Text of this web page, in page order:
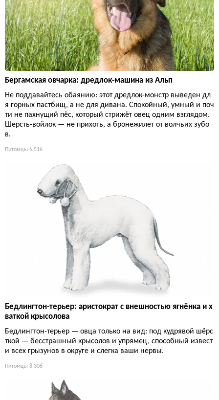
Бергамская овчарка: дредлок-машина из Альп
Не поддавайтесь обаянию: этот дредлок-монстр выведен дл
я горных пастбищ, а не для дивана. Спокойный, умный и поч
ти не пахнущий пёс, который стрижёт овец одним взглядом.
Шерсть-войлок — не прихоть, а бронежилет от волчьих зубо
в.
Питомцы 6 516
Бедлингтон-терьер: аристократ с внешностью ягнёнка и х
ваткой крысолова
Бедлингтон-терьер — овца только на вид: под кудрявой шёрс
ткой — бесстрашный крысолов и упрямец, способный извест
и всех грызунов в округе и слегка ваши нервы.
Питомцы 8 306